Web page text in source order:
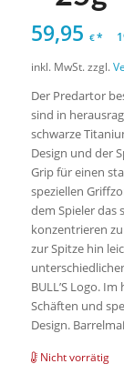
59,95 €*
inkl. MwSt. zzgl.
Der Predartor
sind in
schwarze
Design und der
Grip für einen
speziellen
dem Spieler das
konzentrieren
zur Spitze hin
BULL’S Logo.
Schäften und
Design.
Nicht vorrätig